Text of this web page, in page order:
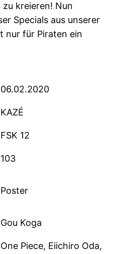
zu kreieren! Nun
Specials aus unserer
nur für Piraten ein
06.02.2020
KAZÉ
FSK 12
103
Poster
Gou Koga
One Piece, Eiichiro Oda,